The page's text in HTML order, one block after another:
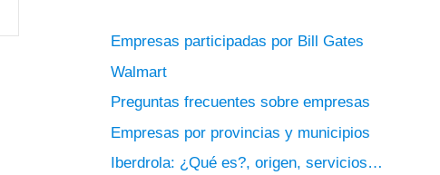
Empresas participadas por Bill Gates
Walmart
Preguntas frecuentes sobre empresas
Empresas por provincias y municipios
Iberdrola: ¿Qué es?, origen, servicios…